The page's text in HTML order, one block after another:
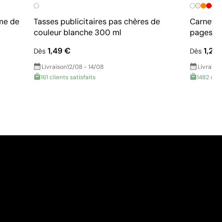
de
Tasses publicitaires pas chères de
couleur blanche 300 ml
Dès 1,49 €
Livraison12/08 - 14/08
161 clients satisfaits
Carnet
pages
Dès 1,26
1482